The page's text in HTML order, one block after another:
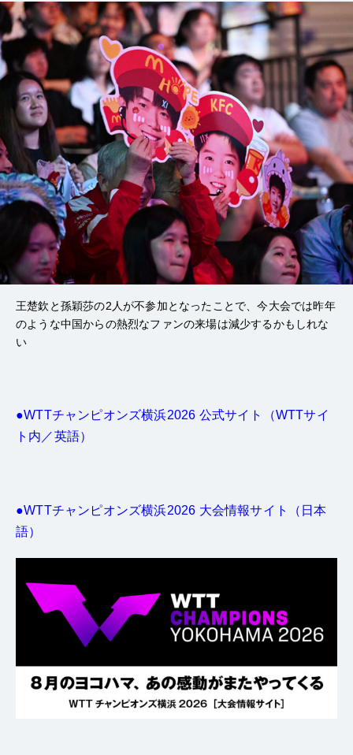
王楚欽と孫穎莎の2人が不参加となったことで、今大会では昨年
のような中国からの熱烈なファンの来場は減少するかもしれな
い
●WTTチャンピオンズ横浜2026 公式サイト（WTTサイ
ト内／英語）
●WTTチャンピオンズ横浜2026 大会情報サイト（日本
語）